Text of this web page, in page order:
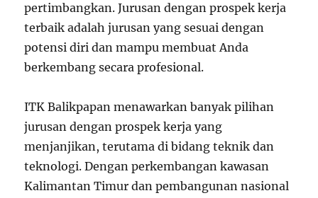
pertimbangkan. Jurusan dengan prospek kerja
terbaik adalah jurusan yang sesuai dengan
potensi diri dan mampu membuat Anda
berkembang secara profesional.
ITK Balikpapan menawarkan banyak pilihan
jurusan dengan prospek kerja yang
menjanjikan, terutama di bidang teknik dan
teknologi. Dengan perkembangan kawasan
Kalimantan Timur dan pembangunan nasional